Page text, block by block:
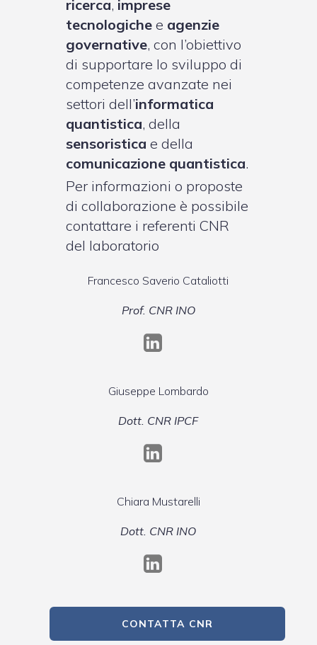
ricerca, imprese
tecnologichee agenzie
governative, con l’obiettivo
di supportare lo sviluppo di
competenze avanzate nei
settori dell’informatica
quantistica, della
sensoristica e della
comunicazione quantistica.
Per informazioni o proposte
di collaborazione è possibile
contattare i referenti CNR
del laboratorio
Francesco Saverio Cataliotti
Prof. CNR INO
Giuseppe Lombardo
Dott. CNR IPCF
Chiara Mustarelli
Dott. CNR INO
CONTATTA CNR